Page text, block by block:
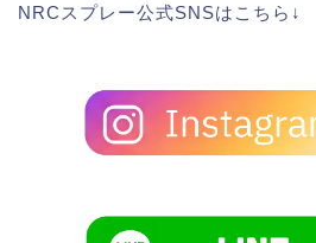
NRCスプレー公式SNSはこちら↓